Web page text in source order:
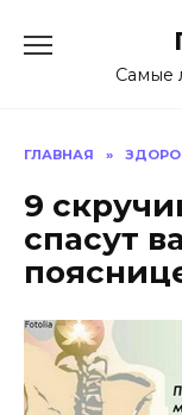
содержаниюСамые
ГЛАВНАЯ »
9
спасут